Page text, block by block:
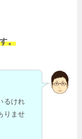
。
るけれ
りませ